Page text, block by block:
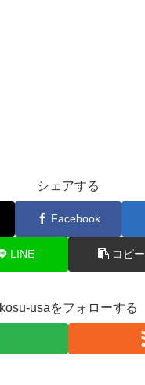
シェアする
Facebook
LINE コピー
kosu-usaをフォローする